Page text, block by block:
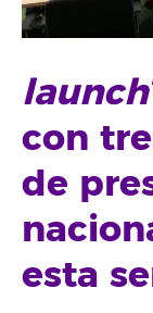
con
de
esta